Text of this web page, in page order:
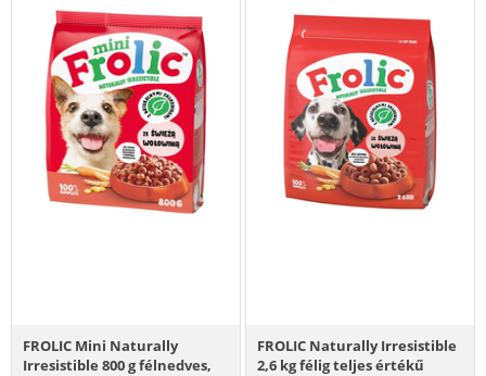
FROLIC Mini Naturally
Irresistible 800 g félnedves,
FROLIC Naturally Irresistible
2,6 kg félig teljes értékű